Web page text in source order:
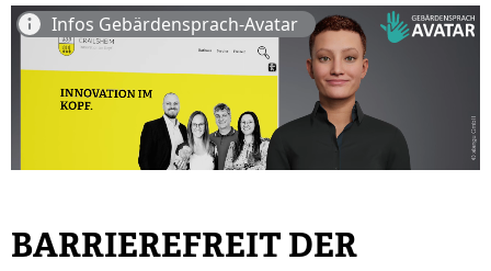
BARRIEREFREIT DER